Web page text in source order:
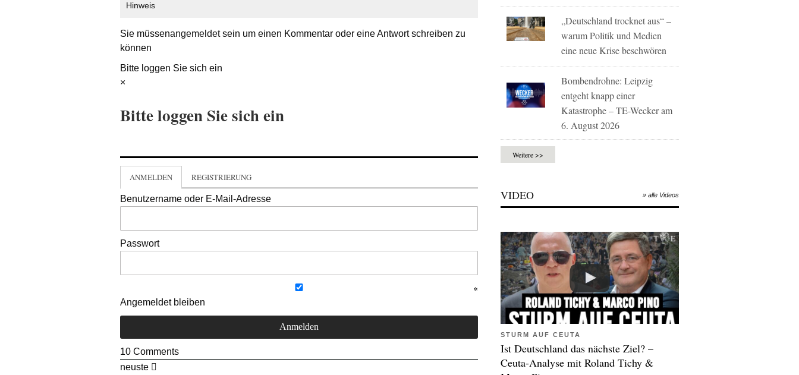
Hinweis
Sie müssenangemeldetsein um einen Kommentar oder eine Antwort schreiben zu
können
Bitte loggen Sie sich ein
×
Bitte loggen Sie sich ein
ANMELDEN REGISTRIERUNG
Benutzername oder E-Mail-Adresse
Passwort
Angemeldet bleiben
10 Comments
neuste
„Deutschland trocknet aus“ –
warum Politik und Medien
eine neue Krise beschwören
Bombendrohne: Leipzig
entgeht knapp einer
Katastrophe – TE-Wecker am
6. August 2026
Weitere >>
VIDEO » alle Videos
STURM AUF CEUTA
Ist Deutschland das nächste Ziel? –
Ceuta-Analyse mit Roland Tichy &